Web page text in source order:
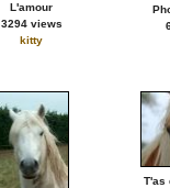
L'amour
3294 views
kitty
T'as